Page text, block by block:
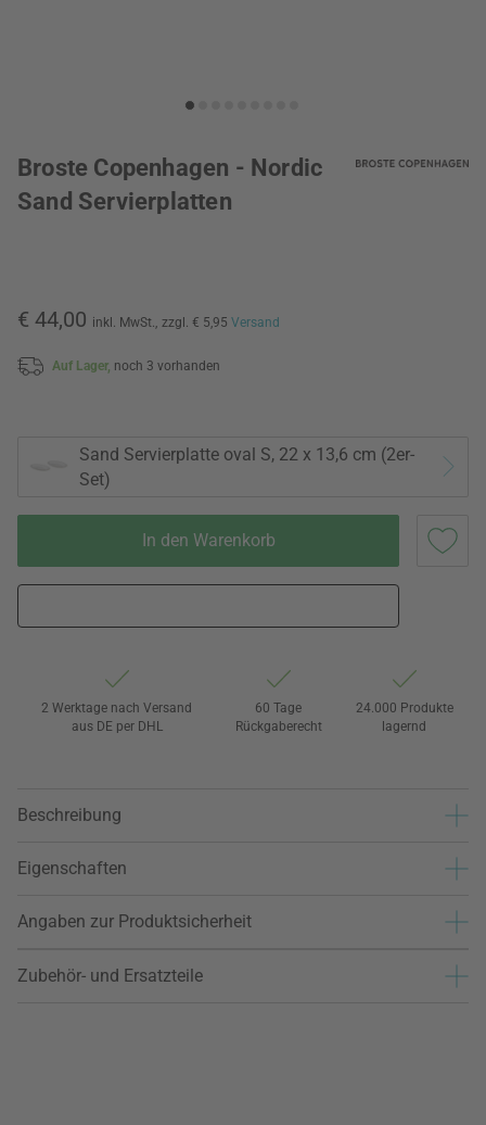
Broste Copenhagen - Nordic
Sand Servierplatten
€ 44,00 inkl. MwSt., zzgl. € 5,95 Versand
Auf Lager, noch 3 vorhanden
Sand Servierplatte oval S, 22 x 13,6 cm (2er-
Set)
In den Warenkorb
2 Werktage nach Versand
aus DE per DHL
60 Tage
Rückgaberecht
24.000 Produkte
lagernd
Beschreibung
Eigenschaften
Angaben zur Produktsicherheit
Zubehör- und Ersatzteile